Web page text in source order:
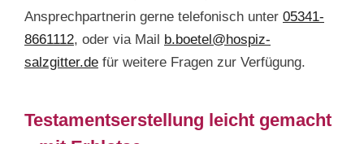
Ansprechpartnerin gerne telefonisch unter 05341-
8661112, oder via Mail b.boetel@hospiz-
salzgitter.defür weitere Fragen zur Verfügung.
Testamentserstellung leicht gemacht